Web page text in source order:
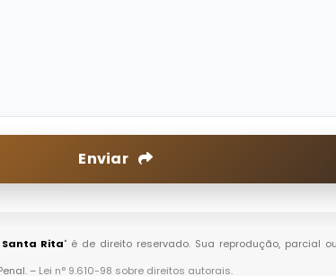
Enviar
Rita" é de direito reservado. Sua reprodução, parcial
– Lei n° 9.610-98 sobre direitos autorais.